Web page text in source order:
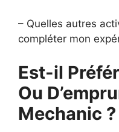
– Quelles autres
compléter mon
Est-il
Ou
Mechanic ?